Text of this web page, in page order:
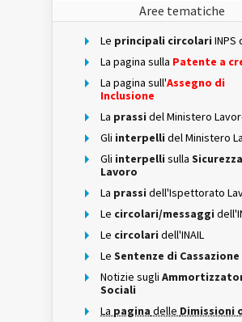
Aree tematiche
Le principali circolari INPS
La pagina sulla Patente a
La pagina sull'Assegno di
Inclusione
La prassi del Ministero
Gli interpelli del Ministero
Gli interpelli sulla Sicurezza
Lavoro
La prassi dell'Ispettorato
Le circolari/messaggi
Le circolari dell'INAIL
Le Sentenze di Cassazione
Notizie sugli
Sociali
La pagina delle Dimissioni